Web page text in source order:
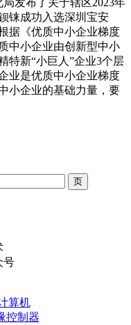
发布了关于辖区2023年
铼成功入选深圳宝安
据《优质中小企业梯度
中小企业由创新型中小
特新“小巨人”企业3个层
业是优质中小企业梯度
小企业的基础力量，要
号
算机
控制器